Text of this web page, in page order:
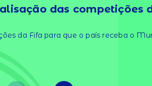
das competições
da Fifa para que o país receba o